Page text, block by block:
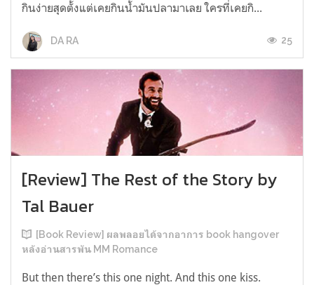
กินง่ายสุดตั้งแต่เคยกินน้ำมันปลามาเลย ใครที่เคยกิ...
DA RA 25
[Review] The Rest of the Story by
Tal Bauer
[Book Review] ผลพลอยได้จากอาการ book hangover
หลังอ่านสารพัน MM Romance
But then there’s this one night. And this one kiss.